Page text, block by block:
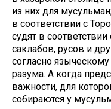
из них для
в соответствии с
судят в
саклабов, русов и
согласно
разума. А когда
важности, для
собираются у